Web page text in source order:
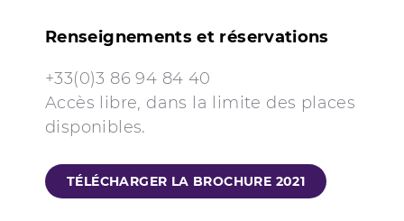
Renseignements et réservations
+33(0)3 86 94 84 40
Accès libre, dans la limite des places
disponibles.
TÉLÉCHARGER LA BROCHURE 2021